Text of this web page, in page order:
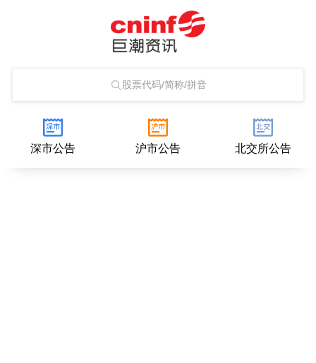
股票代码/简称/拼音
深市公告 沪市公告 北交所公告